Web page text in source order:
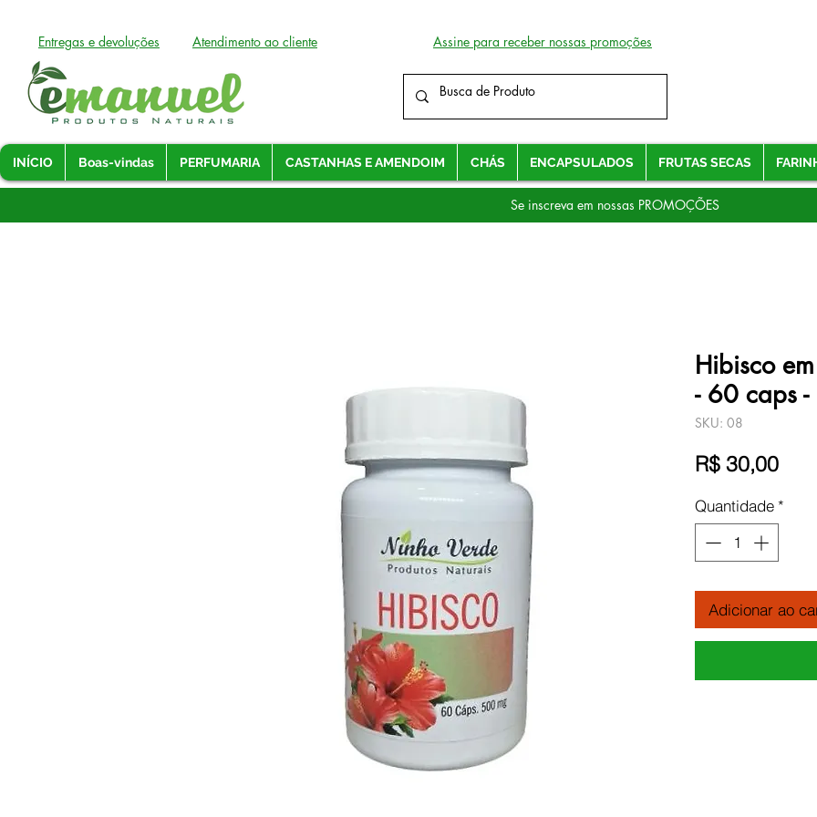
Atendimento ao cliente
Entregas e devoluções Assine para receber nossas promoções
INÍCIO Boas-vindas PERFUMARIA CASTANHAS E AMENDOIM CHÁS ENCAPSULADOS FRUTAS SECAS
Se inscreva em nossas PROMOÇÕES
Hibisco
- 60 caps
SKU: 08
R$ 30,00
Quantidade *
Adicionar ao